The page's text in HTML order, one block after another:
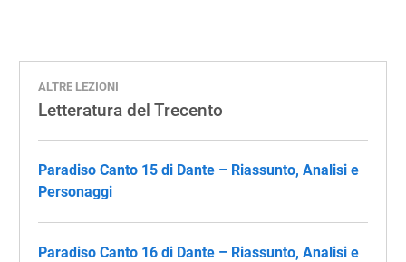
ALTRE LEZIONI
Letteratura del Trecento
Paradiso Canto 15 di Dante – Riassunto, Analisi e
Personaggi
Paradiso Canto 16 di Dante – Riassunto, Analisi e